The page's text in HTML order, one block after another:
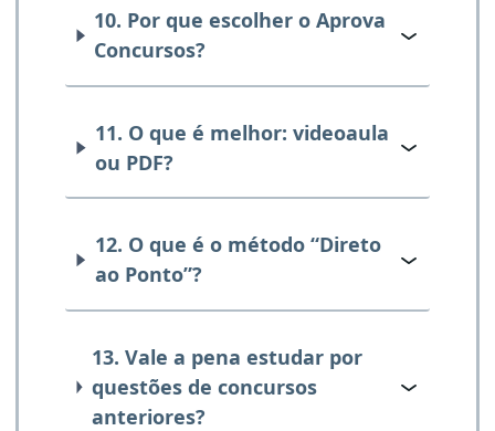
10. Por que escolher o Aprova
Concursos?
11. O que é melhor: videoaula
ou PDF?
12. O que é o método “Direto
ao Ponto”?
13. Vale a pena estudar por
questões de concursos
anteriores?